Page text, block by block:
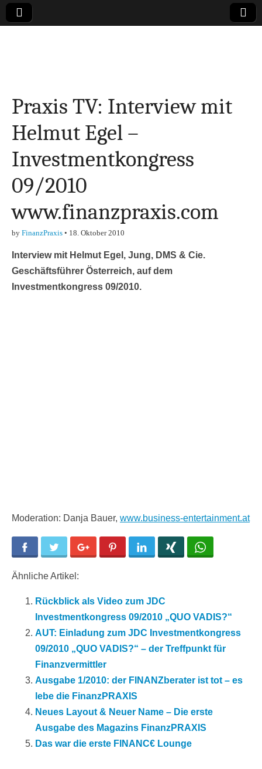
Finanzen,
Marketing-, Vertrieb-
& Investment-Tipps
Praxis TV: Interview mit
Helmut Egel –
Investmentkongress
09/2010
www.finanzpraxis.com
by FinanzPraxis • 18. Oktober 2010
Interview mit Helmut Egel, Jung, DMS & Cie.
Geschäftsführer Österreich, auf dem
Investmentkongress 09/2010.
Moderation: Danja Bauer, www.business-entertainment.at
Facebook Twitter Google+ Pinterest LinkedIn
Ähnliche Artikel:
Rückblick als Video zum JDC
Investmentkongress 09/2010 „QUO VADIS?“
AUT: Einladung zum JDC Investmentkongress
09/2010 „QUO VADIS?“ – der Treffpunkt für
Finanzvermittler
Ausgabe 1/2010: der FINANZberater ist tot – es
lebe die FinanzPRAXIS
Neues Layout & Neuer Name – Die erste
Ausgabe des Magazins FinanzPRAXIS
Das war die erste FINANC€ Lounge